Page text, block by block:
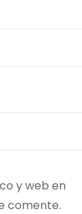
y web en
comente.